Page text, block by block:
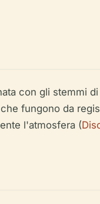
con gli stemmi
fungono da
l'atmosfera (